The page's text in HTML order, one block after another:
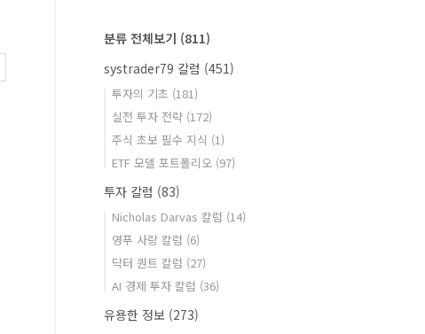
분류 전체보기 (811)
systrader79 칼럼 (451)
투자의 기초 (181)
실전 투자 전략 (172)
주식 초보 필수 지식 (1)
ETF 모델 포트폴리오 (97)
투자 칼럼 (83)
Nicholas Darvas 칼럼 (14)
영푸 사랑 칼럼 (6)
닥터 퀀트 칼럼 (27)
AI 경제 투자 칼럼 (36)
유용한 정보 (273)